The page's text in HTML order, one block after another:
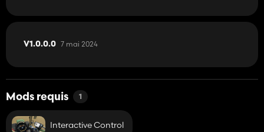
V1.0.0.0 7 mai 2024
Mods requis 1
Interactive Control